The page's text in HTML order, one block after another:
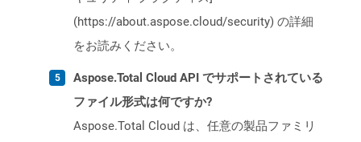
(https://about.aspose.cloud/security) の詳細
をお読みください。
Aspose.Total Cloud API でサポートされている
ファイル形式は何ですか?
Aspose.Total Cloud は、任意の製品ファミリ